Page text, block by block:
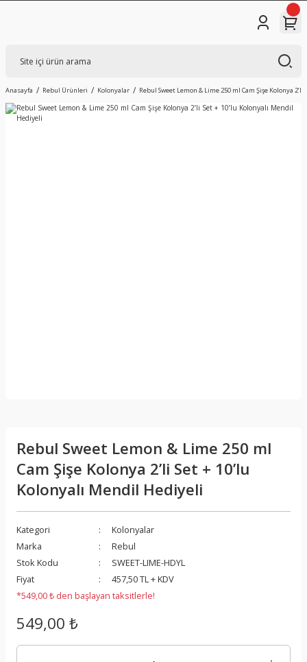
Anasayfa Rebul Ürünleri Kolonyalar Rebul Sweet Lemon & Lime 250 ml Cam Şişe Kolonya
Rebul Sweet Lemon & Lime 250 ml
Cam Şişe Kolonya 2’li Set + 10’lu
Kolonyalı Mendil Hediyeli
Kategori
Kolonyalar
Marka
Rebul
Stok Kodu
SWEET-LIME-HDYL
Fiyat
457,50 TL + KDV
*549,00 ₺ den başlayan taksitlerle!
549,00 ₺